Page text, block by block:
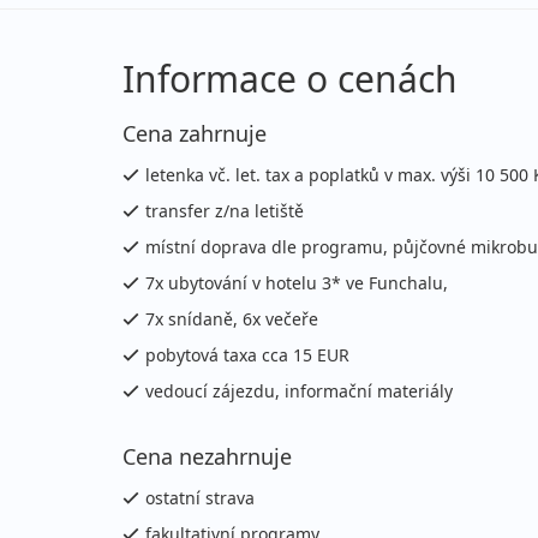
červen 2026
30.06. - 07.07.2026
úterý - úterý
červenec 2026
14.07. - 21.07.2026
úterý - úterý
srpen 2026
04.08. - 11.08.2026
úterý - úterý
Informace o cenách
Cena zahrnuje
letenka vč. let. tax a poplatků v max. výši 10 500
transfer z/na letiště
místní doprava dle programu, půjčovné
7x ubytování v hotelu 3* ve Funchalu,
7x snídaně, 6x večeře
pobytová taxa cca 15 EUR
vedoucí zájezdu, informační materiály
Cena nezahrnuje
ostatní strava